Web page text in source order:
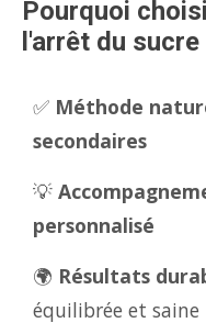
Pourquoi
l'arrêt du
✅ Méthode
secondaires
💡
personnalisé
🌍 Résultats
équilibrée et saine